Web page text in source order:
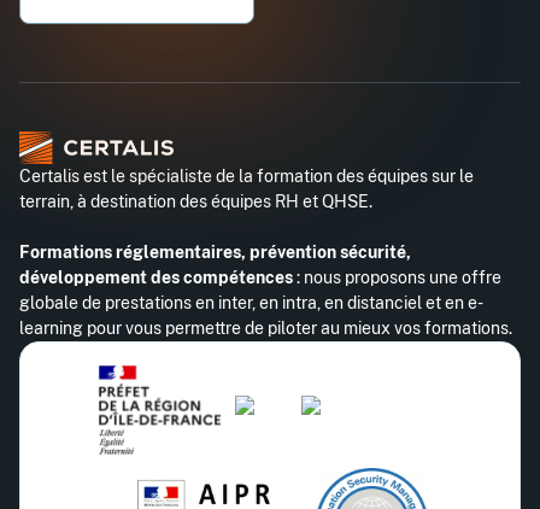
Téléphone professionnel*
Certalis est le spécialiste de la formation des équipes sur le
terrain, à destination des équipes RH et QHSE.
Formations réglementaires, prévention sécurité,
développement des compétences: nous proposons une offre
globale de prestations en inter, en intra, en distanciel et en e-
learning pour vous permettre de piloter au mieux vos formations.